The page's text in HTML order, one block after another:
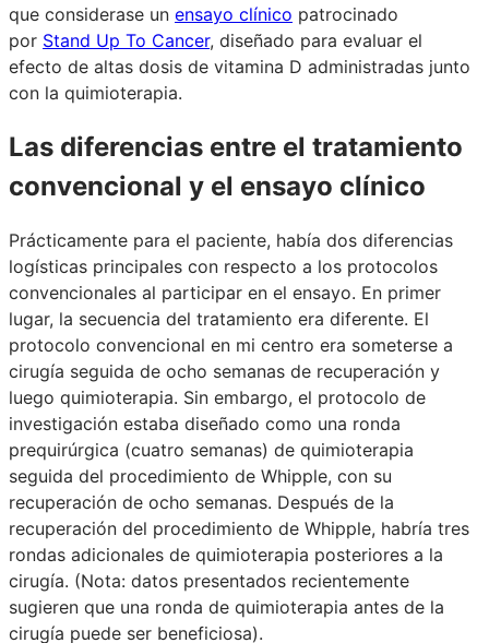
que considerase un ensayo clínico patrocinado
por Stand Up To Cancer, diseñado para evaluar el
efecto de altas dosis de vitamina D administradas junto
con la quimioterapia.
Las diferencias entre el tratamiento
convencional y el ensayo clínico
Prácticamente para el paciente, había dos diferencias
logísticas principales con respecto a los protocolos
convencionales al participar en el ensayo. En primer
lugar, la secuencia del tratamiento era diferente. El
protocolo convencional en mi centro era someterse a
cirugía seguida de ocho semanas de recuperación y
luego quimioterapia. Sin embargo, el protocolo de
investigación estaba diseñado como una ronda
prequirúrgica (cuatro semanas) de quimioterapia
seguida del procedimiento de Whipple, con su
recuperación de ocho semanas. Después de la
recuperación del procedimiento de Whipple, habría tres
rondas adicionales de quimioterapia posteriores a la
cirugía. (Nota: datos presentados recientemente
sugieren que una ronda de quimioterapia antes de la
cirugía puede ser beneficiosa).